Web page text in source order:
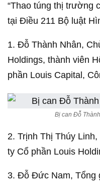
“Thao túng thị trường
tại Điều 211 Bộ luật
1. Đỗ Thành Nhân,
Holdings, thành viên
phần Louis Capital,
Bị can Đỗ
2. Trịnh Thị Thúy
ty Cổ phần Louis
3. Đỗ Đức Nam, Tổng